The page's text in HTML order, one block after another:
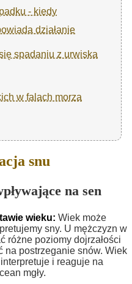
- kiedy
działanie
spadaniu z urwiska
w falach morza
snu
na sen
wieku: Wiek może
sny. U mężczyzn w
różne poziomy dojrzałości
na postrzeganie snów. Wiek
i reaguje na
mgły.